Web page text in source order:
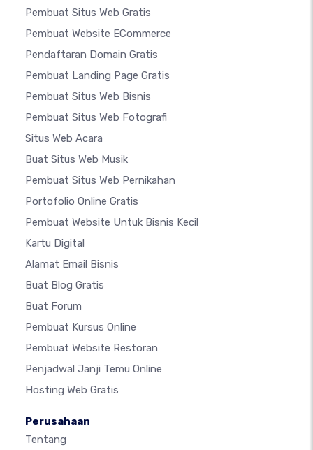
Pembuat Situs Web Gratis
Pembuat Website ECommerce
Pendaftaran Domain Gratis
Pembuat Landing Page Gratis
Pembuat Situs Web Bisnis
Pembuat Situs Web Fotografi
Situs Web Acara
Buat Situs Web Musik
Pembuat Situs Web Pernikahan
Portofolio Online Gratis
Pembuat Website Untuk Bisnis Kecil
Kartu Digital
Alamat Email Bisnis
Buat Blog Gratis
Buat Forum
Pembuat Kursus Online
Pembuat Website Restoran
Penjadwal Janji Temu Online
Hosting Web Gratis
Perusahaan
Tentang